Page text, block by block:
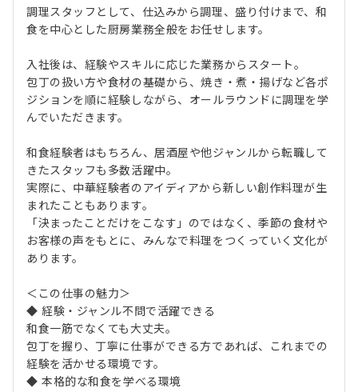
調理スタッフとして、仕込みから調理、盛り付けまで、和
食を中心とした厨房業務全般をお任せします。
入社後は、経験やスキルに応じた業務からスタート。
包丁の扱い方や食材の基礎から、焼き・煮・揚げなど各ポ
ジションを順に経験しながら、オールラウンドに調理を学
んでいただきます。
和食経験者はもちろん、居酒屋や他ジャンルから転職して
きたスタッフも多数活躍中。
実際に、中華経験者のアイディアから新しい創作料理が生
まれたこともあります。
「決まったことだけをこなす」のではなく、季節の食材や
お客様の声をもとに、みんなで料理をつくっていく文化が
あります。
＜この仕事の魅力＞
◆ 経験・ジャンル不問で活躍できる
和食一筋でなくても大丈夫。
包丁を握り、丁寧に仕事ができる方であれば、これまでの
経験を活かせる環境です。
◆ 本格的な和食を学べる環境